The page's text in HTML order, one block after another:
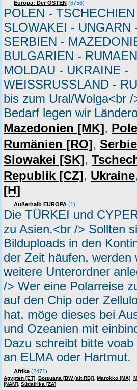
Europa: Der OSTEN (6756)
POLEN -
SLOWAKEI - UNGARN
SERBIEN -
BULGARIEN -
MOLDAU - UKRAINE -
WEISSRUSSLAND -
bis zum Ural/Wolga<br /
Bedarf legen wir
Mazedonien [MK],
Rumänien [RO],
Slowakei [SK],
Republik [CZ], Ukraine
[H]
Außerhalb EUROPA (1)
Die TÜRKEI und
zu Asien.<br /> Sollten
Bilduploads in den
der Zeit häufen, werden
weitere Unterordner
/> Wer eine Polarreise
auf den Chip oder
hat, möge dieses bei
und Ozeanien mit
Dazu schreibt bitte
an ELMA oder Hartmut.
Afrika (2471)
Ägypten [ET] Botsuana [BW (alt RB)] Marokko [MA]
[NAM] Südafrika [ZA]